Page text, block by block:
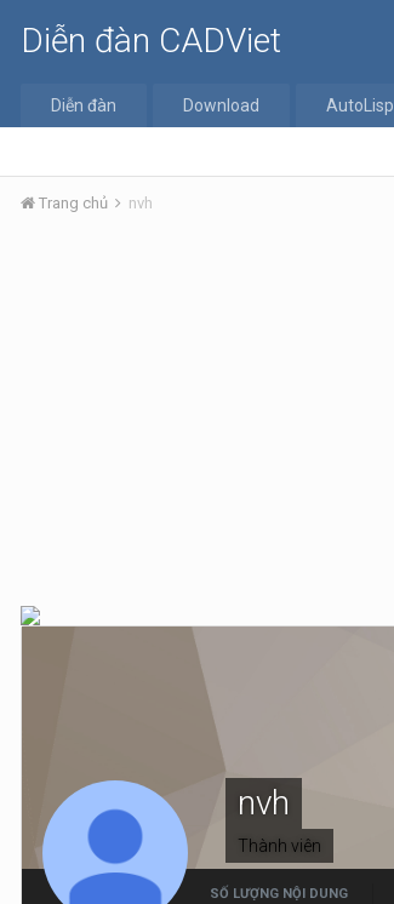
Diễn đàn CADViet
Diễn đàn Download AutoLisp
Trang chủ nvh
nvh
Thành viên
SỐ LƯỢNG NỘI DUNG